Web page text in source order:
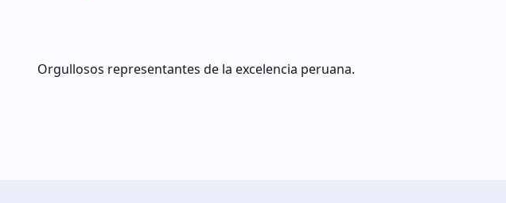
Orgullosos representantes de la excelencia peruana.